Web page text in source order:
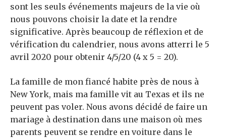
sont les seuls événements majeurs de la vie où
nous pouvons choisir la date et la rendre
significative. Après beaucoup de réflexion et de
vérification du calendrier, nous avons atterri le 5
avril 2020 pour obtenir 4/5/20 (4 x 5 = 20).
La famille de mon fiancé habite près de nous à
New York, mais ma famille vit au Texas et ils ne
peuvent pas voler. Nous avons décidé de faire un
mariage à destination dans une maison où mes
parents peuvent se rendre en voiture dans le